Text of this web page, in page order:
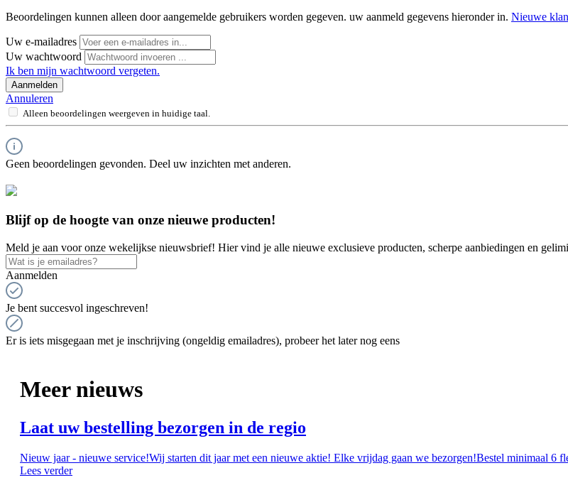
Beoordelingen kunnen alleen door aangemelde gebruikers worden gegeven. uw aanmeld gegevens hieronder in. Nieuwe
Uw e-mailadres
Uw wachtwoord
Ik ben mijn wachtwoord vergeten.
Aanmelden
Annuleren
Alleen beoordelingen weergeven in huidige taal.
Geen beoordelingen gevonden. Deel uw inzichten met anderen.
Blijf op de hoogte van onze nieuwe producten!
Meld je aan voor onze wekelijkse nieuwsbrief! Hier vind je alle nieuwe exclusieve producten, scherpe aanbiedingen en
Aanmelden
Je bent succesvol ingeschreven!
Er is iets misgegaan met je inschrijving (ongeldig emailadres), probeer het later nog eens
Meer nieuws
Laat uw bestelling bezorgen in de regio
Nieuw jaar - nieuwe service!Wij starten dit jaar met een nieuwe aktie! Elke vrijdag gaan we bezorgen!Bestel minimaal 6
Lees verder